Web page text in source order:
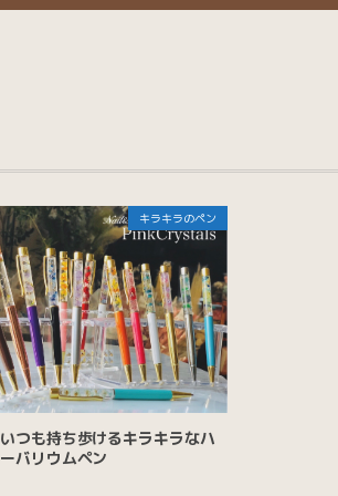
キラキラのペン
いつも持ち歩けるキラキラなハ
ーバリウムペン